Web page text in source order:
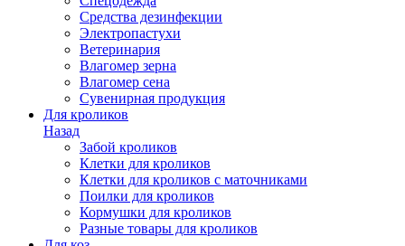
Средства дезинфекции
Электропастухи
Ветеринария
Влагомер зерна
Влагомер сена
Сувенирная продукция
Для кроликов
Назад
Забой кроликов
Клетки для кроликов
Клетки для кроликов с маточниками
Поилки для кроликов
Кормушки для кроликов
Разные товары для кроликов